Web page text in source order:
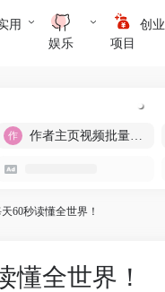
用
娱乐
创业
项目
作者主页视频批量提取
60秒读懂全世界！
懂全世界！